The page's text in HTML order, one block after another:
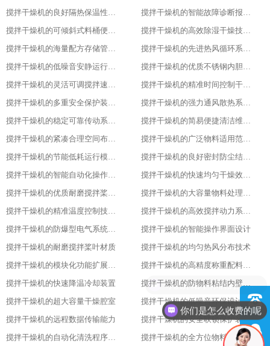
搅拌干燥机的良好隔热保温性能特点
搅拌干燥机的智能故障诊断报警系统
搅拌干燥机的可倾斜式料桶便利设计亮点
搅拌干燥机的高效除湿干燥技术应用
搅拌干燥机的海量配方存储管理能力
搅拌干燥机的先进热风循环系统设计
搅拌干燥机的低噪音安静运行表现特色
搅拌干燥机的优质不锈钢内胆材质优势
搅拌干燥机的灵活可调搅拌速度功能
搅拌干燥机的精准时间控制干燥策略
搅拌干燥机的多重安全保护装置配置
搅拌干燥机的强力通风散热系统功能
搅拌干燥机的稳定可靠传动系统性能
搅拌干燥机的简易便捷清洁维护方式
搅拌干燥机的紧凑合理空间布局设计
搅拌干燥机的广泛物料适用范围表现
搅拌干燥机的节能低耗运行模式特点
搅拌干燥机的良好密封防尘结构设计
搅拌干燥机的智能自动化操作流程设计
搅拌干燥机的快速均匀干燥效果呈现
搅拌干燥机的优质耐磨搅拌桨叶材质
搅拌干燥机的大容量物料处理能力优势
搅拌干燥机的精准温度控制技术亮点
搅拌干燥机的高效搅拌动力系统特性
搅拌干燥机的防爆型电气系统配置
搅拌干燥机的智能操作界面设计
搅拌干燥机的耐磨搅拌桨叶材质
搅拌干燥机的均匀热风分布技术
搅拌干燥机的模块化功能扩展设计
搅拌干燥机的高精度称重配料系统
搅拌干燥机的快速降温冷却装置
搅拌干燥机的防物料粘结内壁处理
搅拌干燥机的超大容量干燥腔室
搅拌干燥机的低噪音环保设计理念
搅拌干燥机的远程数据传输能力
搅拌干燥机的安全联锁保护装置
搅拌干燥机的自动化清洗程序设置
搅拌干燥机的全方位物料搅拌效果
你们是怎么收费的呢